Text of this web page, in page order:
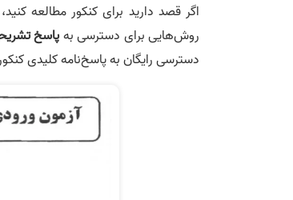
اگر قصد دارید برای کنکور مطالعه
روش‌هایی برای دسترسی بهپاسخ تشریحی
دسترسی رایگان به پاسخ‌نامه کلیدی کنکور ارشد کامپیوتر سال